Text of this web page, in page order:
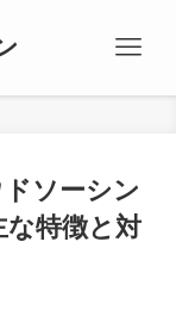
ドソーシン
な特徴と対